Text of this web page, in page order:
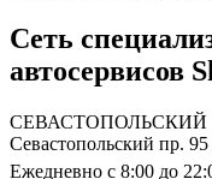
Сеть
автосервисов
СЕВАСТОПОЛЬСКИЙ
Севастопольский пр.
Ежедневно с 8:00 до